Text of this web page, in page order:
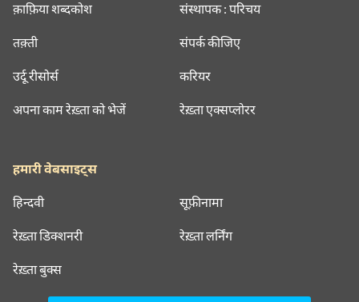
क़ाफ़िया शब्दकोश
तक़्ती
उर्दू रीसोर्स
अपना काम रेख़्ता को भेजें
संस्थापक : परिचय
संपर्क कीजिए
करियर
रेख़्ता एक्सप्लोरर
हमारी वेबसाइट्स
हिन्दवी सूफ़ीनामा
रेख़्ता डिक्शनरी रेख़्ता लर्निंग
रेख़्ता बुक्स